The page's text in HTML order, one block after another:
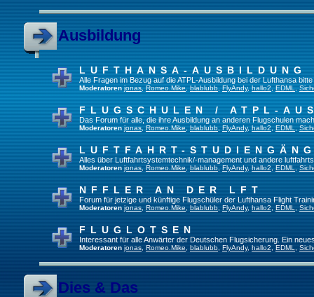
Ausbildung
LUFTHANSA-AUSBILDUNG
Alle Fragen im Bezug auf die ATPL-Ausbildung bei der Lufthansa
Moderatoren jonas Romeo.Mike blablubb FlyAndy, hallo2 EDML
FLUGSCHULEN / ATPL-
Das Forum für alle, die ihre Ausbildung an anderen Flugschulen
Moderatoren jonas Romeo.Mike blablubb FlyAndy, hallo2 EDML
LUFTFAHRT-
Alles über Luftfahrtsystemtechnik/-management und andere
Moderatoren jonas Romeo.Mike blablubb FlyAndy, hallo2 EDML
NFFLER AN DER LFT
Forum für jetzige und künftige Flugschüler der Lufthansa Flight
Moderatoren jonas Romeo.Mike blablubb FlyAndy, hallo2 EDML
FLUGLOTSEN
Interessant für alle Anwärter der Deutschen Flugsicherung. Ein
Moderatoren jonas Romeo.Mike blablubb FlyAndy, hallo2 EDML
Dies & Das